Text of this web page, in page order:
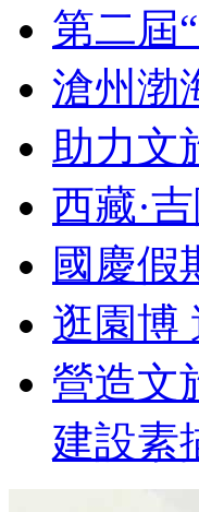
第二屆
滄州渤
助力文
西藏·
國慶假
逛園博
營造文
建設素